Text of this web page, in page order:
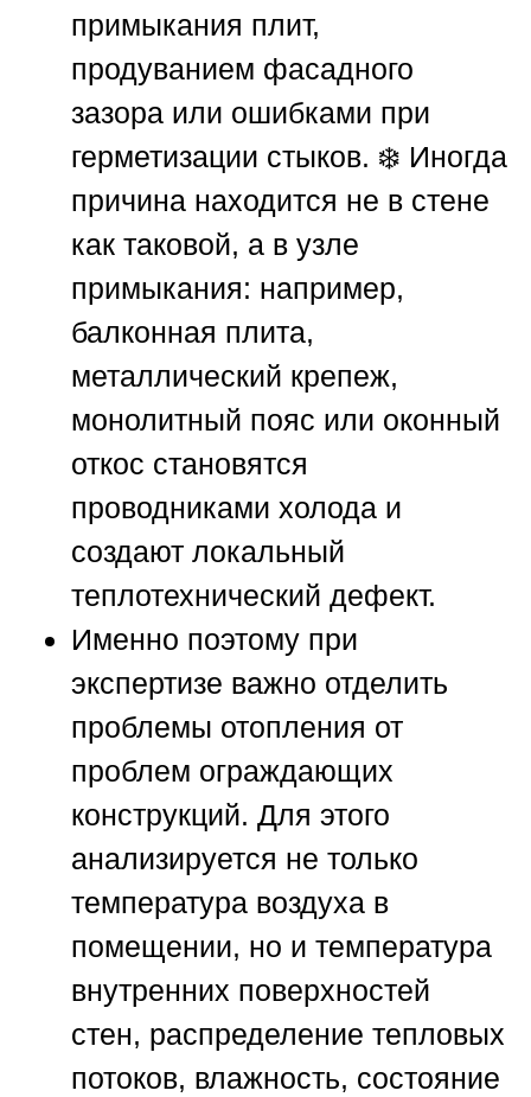
примыкания плит,
продуванием фасадного
зазора или ошибками при
герметизации стыков. ❄️ Иногда
причина находится не в стене
как таковой, а в узле
примыкания: например,
балконная плита,
металлический крепеж,
монолитный пояс или оконный
откос становятся
проводниками холода и
создают локальный
теплотехнический дефект.
Именно поэтому при
экспертизе важно отделить
проблемы отопления от
проблем ограждающих
конструкций. Для этого
анализируется не только
температура воздуха в
помещении, но и температура
внутренних поверхностей
стен, распределение тепловых
потоков, влажность, состояние